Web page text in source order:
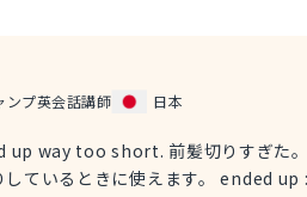
ンプ英会話講師
日本
髪切りすぎた。 「前髪が思ったよりとても短くなっちゃった」想定
しているときに使えます。 ended